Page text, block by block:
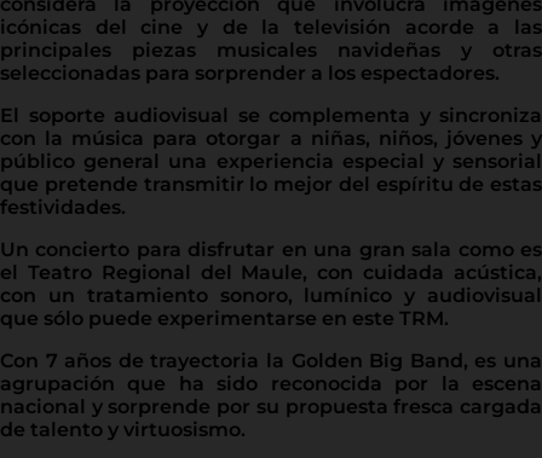
icónicas del cine y de la televisión acorde a las
principales piezas musicales navideñas y otras
seleccionadas para sorprender a los espectadores.
El soporte audiovisual se complementa y sincroniza
con la música para otorgar a niñas, niños, jóvenes y
público general una experiencia especial y sensorial
que pretende transmitir lo mejor del espíritu de estas
festividades.
Un concierto para disfrutar en una gran sala como es
el Teatro Regional del Maule, con cuidada acústica,
con un tratamiento sonoro, lumínico y audiovisual
que sólo puede experimentarse en este TRM.
Con 7 años de trayectoria la Golden Big Band, es una
agrupación que ha sido reconocida por la escena
nacional y sorprende por su propuesta fresca cargada
de talento y virtuosismo.